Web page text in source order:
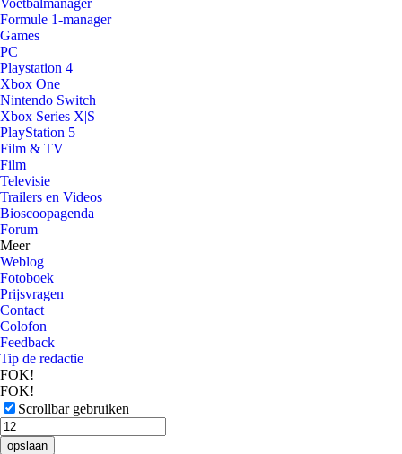
Voetbalmanager
Formule 1-manager
Games
PC
Playstation 4
Xbox One
Nintendo Switch
Xbox Series X|S
PlayStation 5
Film & TV
Film
Televisie
Trailers en Videos
Bioscoopagenda
Forum
Meer
Weblog
Fotoboek
Prijsvragen
Contact
Colofon
Feedback
Tip de redactie
FOK!
FOK!
Scrollbar gebruiken
opslaan